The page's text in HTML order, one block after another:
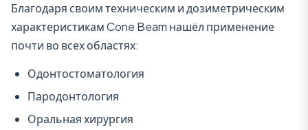
Благодаря своим техническим и дозиметрическим
характеристикам Cone Beam нашёл применение
почти во всех областях:
Одонтостоматология
Пародонтология
Оральная хирургия